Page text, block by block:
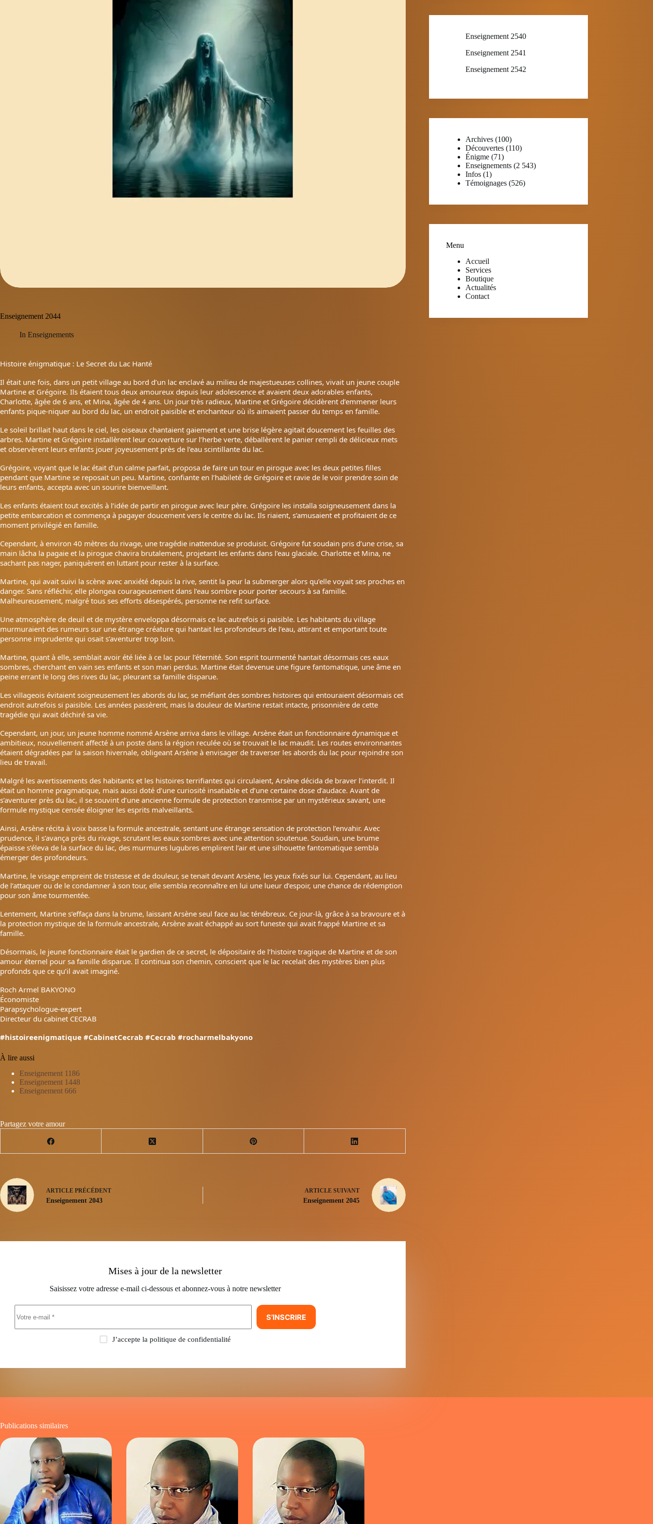
Enseignement 2044
In Enseignements
Histoire énigmatique : Le Secret du Lac Hanté
Il était une fois, dans un petit village au bord d’un lac enclavé au milieu de majestueuses collines, vivait un jeune couple
Martine et Grégoire. Ils étaient tous deux amoureux depuis leur adolescence et avaient deux adorables enfants,
Charlotte, âgée de 6 ans, et Mina, âgée de 4 ans. Un jour très radieux, Martine et Grégoire décidèrent d’emmener leurs
enfants pique-niquer au bord du lac, un endroit paisible et enchanteur où ils aimaient passer du temps en famille.
Le soleil brillait haut dans le ciel, les oiseaux chantaient gaiement et une brise légère agitait doucement les feuilles des
arbres. Martine et Grégoire installèrent leur couverture sur l’herbe verte, déballèrent le panier rempli de délicieux mets
et observèrent leurs enfants jouer joyeusement près de l’eau scintillante du lac.
Grégoire, voyant que le lac était d’un calme parfait, proposa de faire un tour en pirogue avec les deux petites filles
pendant que Martine se reposait un peu. Martine, confiante en l’habileté de Grégoire et ravie de le voir prendre soin de
leurs enfants, accepta avec un sourire bienveillant.
Les enfants étaient tout excités à l’idée de partir en pirogue avec leur père. Grégoire les installa soigneusement dans la
petite embarcation et commença à pagayer doucement vers le centre du lac. Ils riaient, s’amusaient et profitaient de ce
moment privilégié en famille.
Cependant, à environ 40 mètres du rivage, une tragédie inattendue se produisit. Grégoire fut soudain pris d’une crise, sa
main lâcha la pagaie et la pirogue chavira brutalement, projetant les enfants dans l’eau glaciale. Charlotte et Mina, ne
sachant pas nager, paniquèrent en luttant pour rester à la surface.
Martine, qui avait suivi la scène avec anxiété depuis la rive, sentit la peur la submerger alors qu’elle voyait ses proches en
danger. Sans réfléchir, elle plongea courageusement dans l’eau sombre pour porter secours à sa famille.
Malheureusement, malgré tous ses efforts désespérés, personne ne refit surface.
Une atmosphère de deuil et de mystère enveloppa désormais ce lac autrefois si paisible. Les habitants du village
murmuraient des rumeurs sur une étrange créature qui hantait les profondeurs de l’eau, attirant et emportant toute
personne imprudente qui osait s’aventurer trop loin.
Martine, quant à elle, semblait avoir été liée à ce lac pour l’éternité. Son esprit tourmenté hantait désormais ces eaux
sombres, cherchant en vain ses enfants et son mari perdus. Martine était devenue une figure fantomatique, une âme en
peine errant le long des rives du lac, pleurant sa famille disparue.
Les villageois évitaient soigneusement les abords du lac, se méfiant des sombres histoires qui entouraient désormais cet
endroit autrefois si paisible. Les années passèrent, mais la douleur de Martine restait intacte, prisonnière de cette
tragédie qui avait déchiré sa vie.
Cependant, un jour, un jeune homme nommé Arsène arriva dans le village. Arsène était un fonctionnaire dynamique et
ambitieux, nouvellement affecté à un poste dans la région reculée où se trouvait le lac maudit. Les routes environnantes
étaient dégradées par la saison hivernale, obligeant Arsène à envisager de traverser les abords du lac pour rejoindre son
lieu de travail.
Malgré les avertissements des habitants et les histoires terrifiantes qui circulaient, Arsène décida de braver l’interdit. Il
était un homme pragmatique, mais aussi doté d’une curiosité insatiable et d’une certaine dose d’audace. Avant de
s’aventurer près du lac, il se souvint d’une ancienne formule de protection transmise par un mystérieux savant, une
formule mystique censée éloigner les esprits malveillants.
Ainsi, Arsène récita à voix basse la formule ancestrale, sentant une étrange sensation de protection l’envahir. Avec
prudence, il s’avança près du rivage, scrutant les eaux sombres avec une attention soutenue. Soudain, une brume
épaisse s’éleva de la surface du lac, des murmures lugubres emplirent l’air et une silhouette fantomatique sembla
émerger des profondeurs.
Martine, le visage empreint de tristesse et de douleur, se tenait devant Arsène, les yeux fixés sur lui. Cependant, au lieu
de l’attaquer ou de le condamner à son tour, elle sembla reconnaître en lui une lueur d’espoir, une chance de rédemption
pour son âme tourmentée.
Lentement, Martine s’effaça dans la brume, laissant Arsène seul face au lac ténébreux. Ce jour-là, grâce à sa bravoure et à
la protection mystique de la formule ancestrale, Arsène avait échappé au sort funeste qui avait frappé Martine et sa
famille.
Désormais, le jeune fonctionnaire était le gardien de ce secret, le dépositaire de l’histoire tragique de Martine et de son
amour éternel pour sa famille disparue. Il continua son chemin, conscient que le lac recelait des mystères bien plus
profonds que ce qu’il avait imaginé.
Roch Armel BAKYONO
Économiste
Parapsychologue-expert
Directeur du cabinet CECRAB
#histoireenigmatique #CabinetCecrab #Cecrab #rocharmelbakyono
À lire aussi
Enseignement 1186
Enseignement 1448
Enseignement 666
Partagez votre amour
ARTICLE PRÉCÉDENT
Enseignement 2043
ARTICLESUIVANT
Enseignement 2045
Mises à jour de la newsletter
Saisissez votre adresse e-mail ci-dessous et abonnez-vous à notre newsletter
S’INSCRIRE
J’accepte la politique de confidentialité
Enseignement 2540
Enseignement 2541
Enseignement 2542
Archives (100)
Découvertes (110)
Énigme (71)
Enseignements (2 543)
Infos (1)
Témoignages (526)
Menu
Accueil
Services
Boutique
Actualités
Contact
Publications similaires